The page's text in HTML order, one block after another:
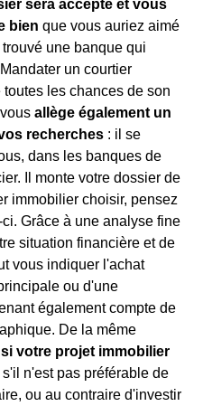
sera accepté et vous
bien que vous auriez aimé
une banque qui
un courtier
les chances de son
allège également un
recherches : il se
dans les banques de
Il monte votre dossier de
immobilier choisir, pensez
Grâce à une analyse fine
situation financière et de
vous indiquer l'achat
ou d'une
également compte de
De la même
votre projet immobilier
s'il n'est pas préférable de
ou au contraire d'investir